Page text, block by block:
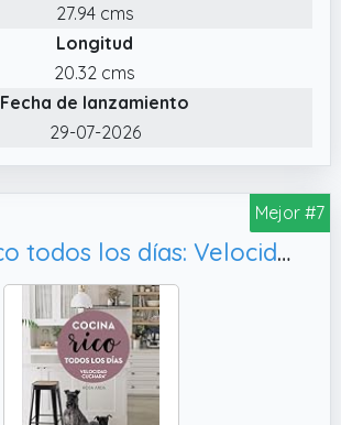
27.94 cms
Longitud
20.32 cms
Fecha de lanzamiento
29-07-2026
Mejor #7
Cocina rico todos los días: Velocidad Cuchara (Libros singulares)